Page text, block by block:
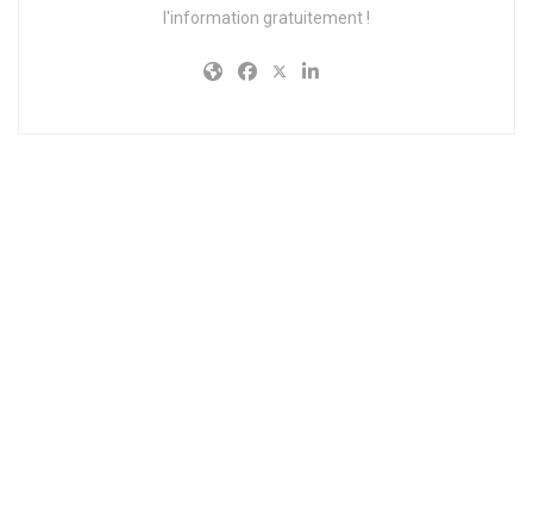
l'information gratuitement !